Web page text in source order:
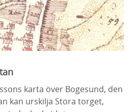
karta över Bogesund, den
kan urskilja Stora torget,